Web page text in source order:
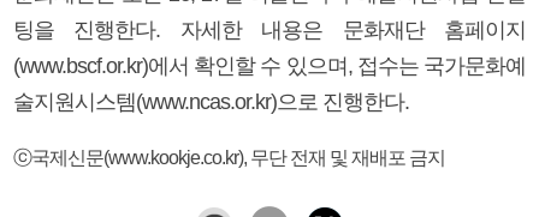
팅을 진행한다. 자세한 내용은 문화재단 홈페이지
(www.bscf.or.kr)에서 확인할 수 있으며, 접수는 국가문화예
술지원시스템(www.ncas.or.kr)으로 진행한다.
ⓒ국제신문(www.kookje.co.kr), 무단 전재 및 재배포 금지